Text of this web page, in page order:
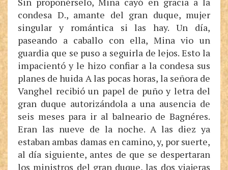
condesa D., amante del gran duque, mujer
singular y romántica si las hay. Un día,
paseando a caballo con ella, Mina vio un
guardia que se puso a seguirla de lejos. Esto la
impacientó y le hizo confiar a la condesa sus
planes de huida A las pocas horas, la señora de
Vanghel recibió un papel de puño y letra del
gran duque autorizándola a una ausencia de
seis meses para ir al balneario de Bagnéres.
Eran las nueve de la noche. A las diez ya
estaban ambas damas en camino, y, por suerte,
al día siguiente, antes de que se despertaran
los ministros del gran duque, las dos viajeras